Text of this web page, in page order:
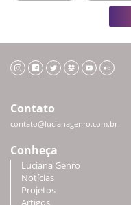
Contato
contato@lucianagenro.com.br
Conheça
Luciana Genro
Notícias
Projetos
Artigos